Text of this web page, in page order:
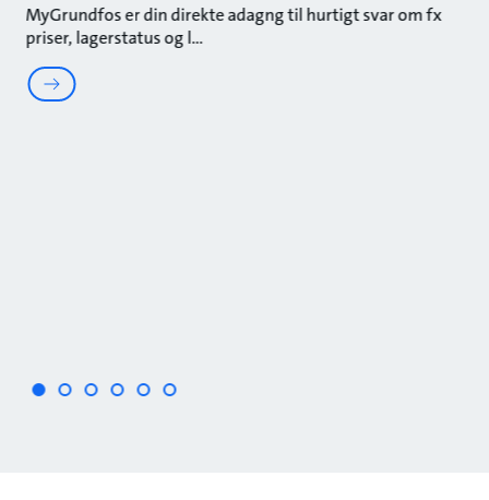
MyGrundfos er din direkte adagng til hurtigt svar om fx
priser, lagerstatus og l